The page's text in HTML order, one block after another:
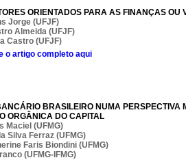
ORIENTADOS PARA AS FINANÇAS
Jorge (UFJF)
Almeida (UFJF)
Castro (UFJF)
o artigo completo aqui
BRASILEIRO NUMA
ORGÂNICA DO CAPITAL
Maciel (UFMG)
Silva Ferraz (UFMG)
Faris Biondini (UFMG)
(UFMG-IFMG)